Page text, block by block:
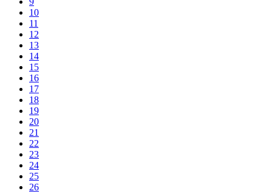
10
11
12
13
14
15
16
17
18
19
20
21
22
23
24
25
26